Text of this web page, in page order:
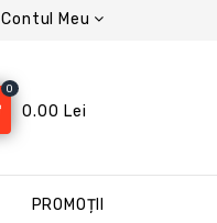
Contul Meu
0
0.00 Lei
PROMOȚII